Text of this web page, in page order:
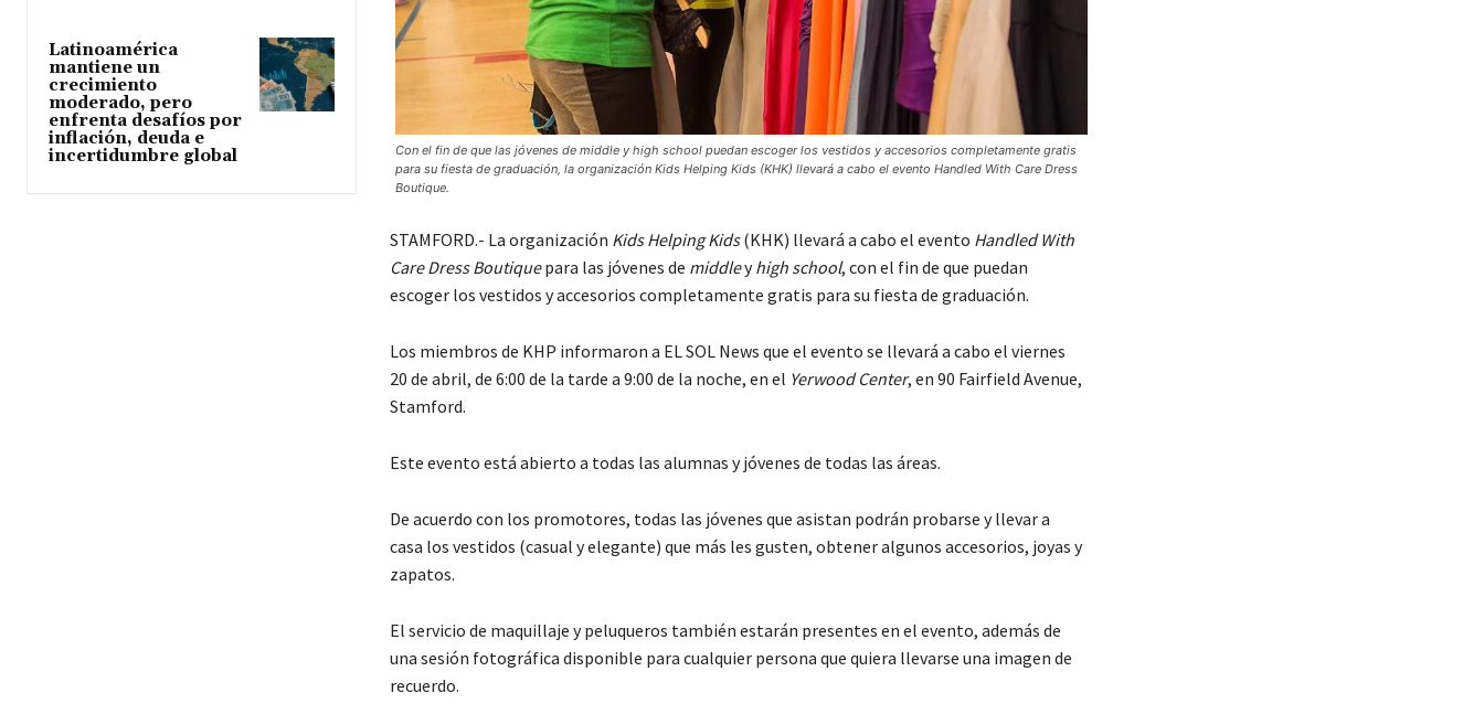
Latinoamérica
mantiene un
crecimiento
moderado, pero
enfrenta desafíos por
inflación, deuda e
incertidumbre global
Con el fin de que las jóvenes de middle y high school puedan escoger los vestidos y accesorios completamente gratis
para su fiesta de graduación, la organización Kids Helping Kids (KHK) llevará a cabo el evento Handled With Care Dress
Boutique.
STAMFORD.- La organización Kids Helping Kids(KHK) llevará a cabo el evento Handled With
Care Dress Boutiquepara las jóvenes de middleyhigh school, con el fin de que puedan
escoger los vestidos y accesorios completamente gratis para su fiesta de graduación.
Los miembros de KHP informaron a EL SOL News que el evento se llevará a cabo el viernes
20 de abril, de 6:00 de la tarde a 9:00 de la noche, en el Yerwood Center, en 90 Fairfield Avenue,
Stamford.
Este evento está abierto a todas las alumnas y jóvenes de todas las áreas.
De acuerdo con los promotores, todas las jóvenes que asistan podrán probarse y llevar a
casa los vestidos (casual y elegante) que más les gusten, obtener algunos accesorios, joyas y
zapatos.
El servicio de maquillaje y peluqueros también estarán presentes en el evento, además de
una sesión fotográfica disponible para cualquier persona que quiera llevarse una imagen de
recuerdo.